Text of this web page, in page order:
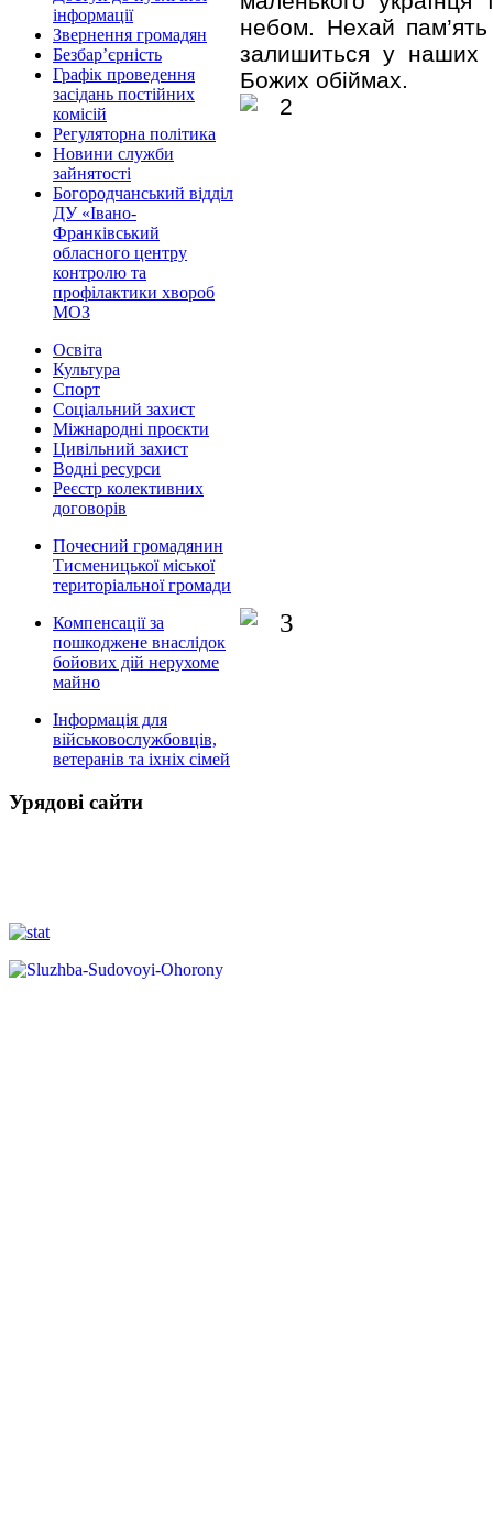
інформації
Звернення громадян
Безбар’єрність
Графік проведення
засідань постійних
комісій
Регуляторна політика
Новини служби
зайнятості
Богородчанський відділ
ДУ «Івано-
Франківський
обласного центру
контролю та
профілактики хвороб
МОЗ
Освіта
Культура
Спорт
Соціальний захист
Міжнародні проєкти
Цивільний захист
Водні ресурси
Реєстр колективних
договорів
Почесний громадянин
Тисменицької міської
територіальної громади
Компенсації за
пошкоджене внаслідок
бойових дій нерухоме
майно
Інформація для
військовослужбовців,
ветеранів та іхніх сімей
Урядові сайти
небом. Нехай
залишиться у наших
Божих обіймах.